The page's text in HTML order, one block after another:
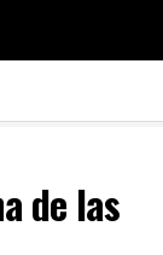
de las